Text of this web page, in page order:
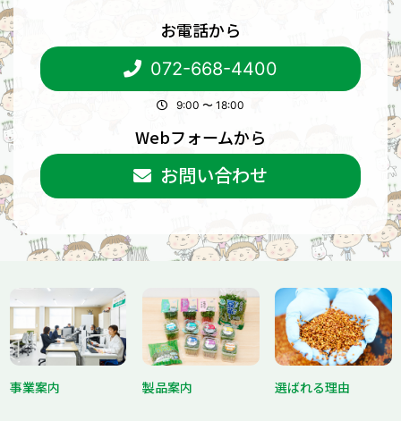
お電話から
072-668-4400
9:00 〜 18:00
Webフォームから
お問い合わせ
事業案内 製品案内 選ばれる理由